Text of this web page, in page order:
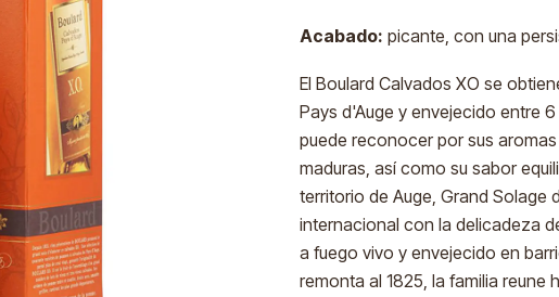
Acabado: picante, con una
El Boulard Calvados XO se
Pays d'Auge y envejecido entre
puede reconocer por sus
maduras, así como su sabor
territorio de Auge, Grand Solage
internacional con la delicadeza
a fuego vivo y envejecido en
remonta al 1825, la familia reune